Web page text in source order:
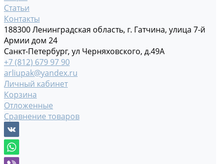
Статьи
Контакты
188300 Ленинградская область, г. Гатчина, улица 7-й
Армии дом 24
Санкт-Петербург, ул Черняховского, д.49А
+7 (812) 679 97 90
arliupak@yandex.ru
Личный кабинет
Корзина
Отложенные
Сравнение товаров